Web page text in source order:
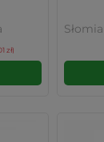
zł)